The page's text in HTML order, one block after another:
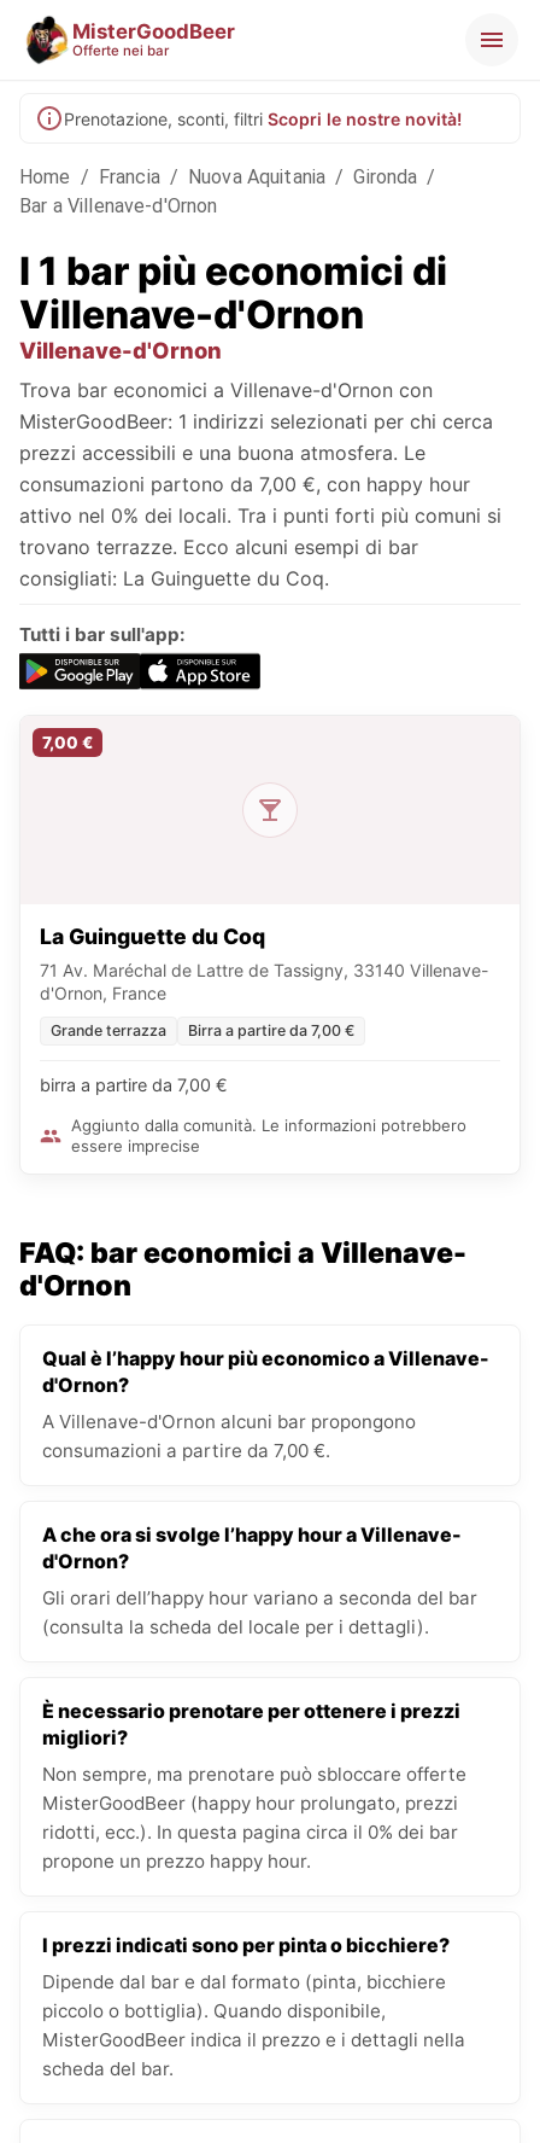
MisterGoodBeer
Offerte nei bar
Prenotazione, sconti, filtri Scopri le nostre novità!
Home / Francia / Nuova Aquitania / Gironda /
Bar a Villenave-d'Ornon
I 1 bar più economici di
Villenave-d'Ornon
Villenave-d'Ornon
Trova bar economici a Villenave-d'Ornon con
MisterGoodBeer: 1 indirizzi selezionati per chi cerca
prezzi accessibili e una buona atmosfera. Le
consumazioni partono da 7,00 €, con happy hour
attivo nel 0% dei locali. Tra i punti forti più comuni si
trovano terrazze. Ecco alcuni esempi di bar
consigliati: La Guinguette du Coq.
Tutti i bar sull'app:
7,00 €
La Guinguette du Coq
71 Av. Maréchal de Lattre de Tassigny, 33140 Villenave-
d'Ornon, France
Grande terrazza Birra a partire da 7,00 €
birra a partire da 7,00 €
Aggiunto dalla comunità. Le informazioni potrebbero
essere imprecise
FAQ: bar economici a Villenave-
d'Ornon
Qual è l’happy hour più economico a Villenave-
d'Ornon?
A Villenave-d'Ornon alcuni bar propongono
consumazioni a partire da 7,00 €.
A che ora si svolge l’happy hour a Villenave-
d'Ornon?
Gli orari dell’happy hour variano a seconda del bar
(consulta la scheda del locale per i dettagli).
È necessario prenotare per ottenere i prezzi
migliori?
Non sempre, ma prenotare può sbloccare offerte
MisterGoodBeer (happy hour prolungato, prezzi
ridotti, ecc.). In questa pagina circa il 0% dei bar
propone un prezzo happy hour.
I prezzi indicati sono per pinta o bicchiere?
Dipende dal bar e dal formato (pinta, bicchiere
piccolo o bottiglia). Quando disponibile,
MisterGoodBeer indica il prezzo e i dettagli nella
scheda del bar.